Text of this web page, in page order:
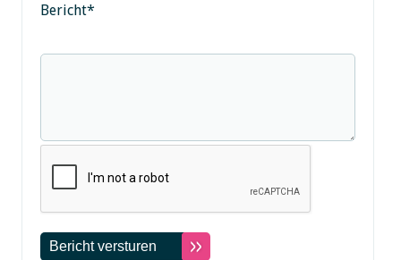
Bericht*